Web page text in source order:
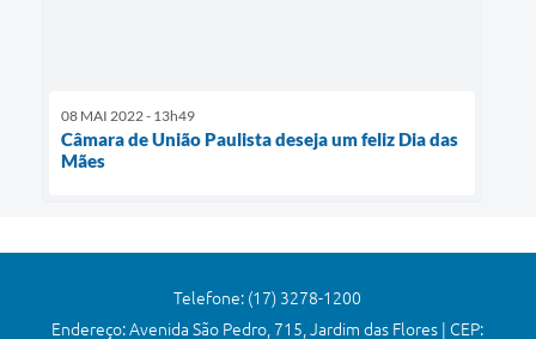
08 MAI 2022 - 13h49
Câmara de União Paulista deseja um feliz Dia das
Mães
Telefone: (17) 3278-1200
Endereço: Avenida São Pedro, 715, Jardim das Flores | CEP: